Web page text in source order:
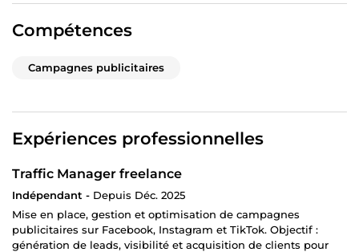
Compétences
Campagnes publicitaires
Expériences professionnelles
Traffic Manager freelance
Indépendant - Depuis Déc. 2025
Mise en place, gestion et optimisation de campagnes
publicitaires sur Facebook, Instagram et TikTok. Objectif :
génération de leads, visibilité et acquisition de clients pour